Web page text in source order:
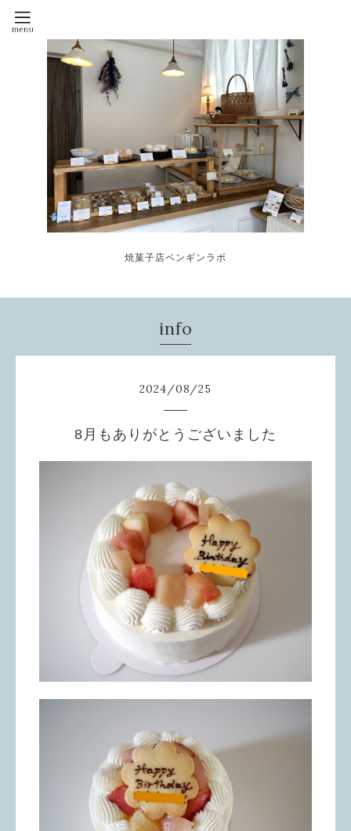
焼菓子店ペンギンラボ
info
2024/08/25
8月もありがとうございました